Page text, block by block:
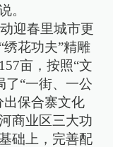
。
迎春里城市更
花功夫”精雕
亩，按照“文
了“一街、一公
出保合寨文化
商业区三大功
础上，完善配